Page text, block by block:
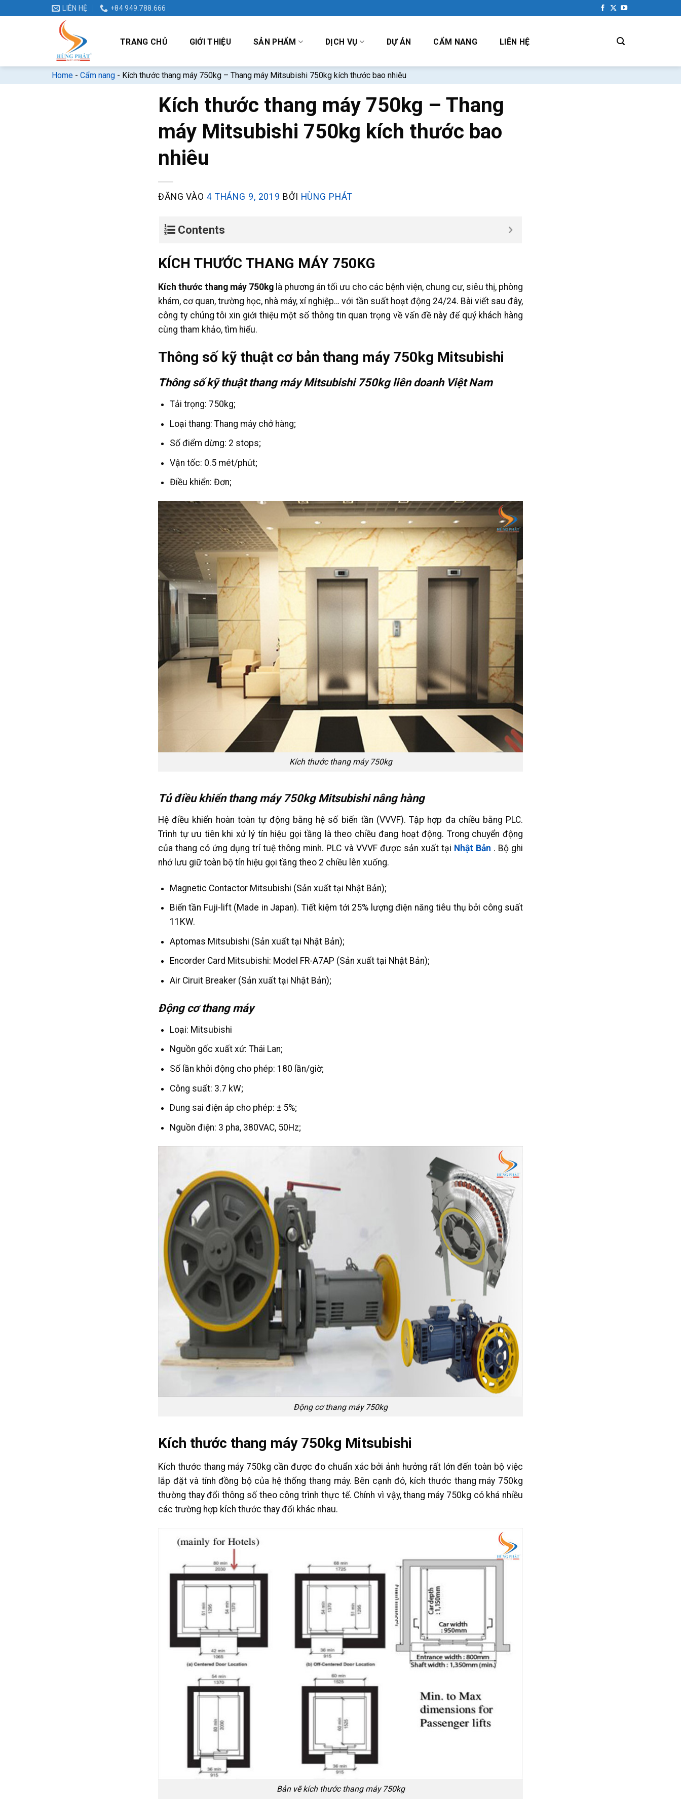
LIÊN HỆ +84 949.788.666
TRANG CHỦ GIỚI THIỆU SẢN PHẨM DỊCH VỤ DỰ ÁN CẨM NANG LIÊN HỆ
Home - Cẩm nang - Kích thước thang máy 750kg – Thang máy Mitsubishi 750kg kích thước bao nhiêu
Kích thước thang máy 750kg – Thang
máy Mitsubishi 750kg kích thước bao
nhiêu
ĐĂNG VÀO 4 THÁNG 9, 2019 BỞI HÙNG PHÁT
Contents
KÍCH THƯỚC THANG MÁY 750KG
Kích thước thang máy 750kg là phương án tối ưu cho các bệnh viện, chung cư, siêu thị, phòng
khám, cơ quan, trường học, nhà máy, xí nghiệp… với tần suất hoạt động 24/24. Bài viết sau đây,
công ty chúng tôi xin giới thiệu một số thông tin quan trọng về vấn đề này để quý khách hàng
cùng tham khảo, tìm hiểu.
Thông số kỹ thuật cơ bản thang máy 750kg Mitsubishi
Thông số kỹ thuật thang máy Mitsubishi 750kg liên doanh Việt Nam
Tải trọng: 750kg;
Loại thang: Thang máy chở hàng;
Số điểm dừng: 2 stops;
Vận tốc: 0.5 mét/phút;
Điều khiển: Đơn;
Kích thước thang máy 750kg
Tủ điều khiển thang máy 750kg Mitsubishi nâng hàng
Hệ điều khiển hoàn toàn tự động bằng hệ số biến tần (VVVF). Tập hợp đa chiều bằng PLC.
Trình tự ưu tiên khi xử lý tín hiệu gọi tầng là theo chiều đang hoạt động. Trong chuyển động
của thang có ứng dụng trí tuệ thông minh. PLC và VVVF được sản xuất tại Nhật Bản . Bộ ghi
nhớ lưu giữ toàn bộ tín hiệu gọi tầng theo 2 chiều lên xuống.
Magnetic Contactor Mitsubishi (Sản xuất tại Nhật Bản);
Biến tần Fuji-lift (Made in Japan). Tiết kiệm tới 25% lượng điện năng tiêu thụ bởi công suất
11KW.
Aptomas Mitsubishi (Sản xuất tại Nhật Bản);
Encorder Card Mitsubishi: Model FR-A7AP (Sản xuất tại Nhật Bản);
Air Ciruit Breaker (Sản xuất tại Nhật Bản);
Động cơ thang máy
Loại: Mitsubishi
Nguồn gốc xuất xứ: Thái Lan;
Số lần khởi động cho phép: 180 lần/giờ;
Công suất: 3.7 kW;
Dung sai điện áp cho phép: ± 5%;
Nguồn điện: 3 pha, 380VAC, 50Hz;
Động cơ thang máy 750kg
Kích thước thang máy 750kg Mitsubishi
Kích thước thang máy 750kg cần được đo chuẩn xác bởi ảnh hưởng rất lớn đến toàn bộ việc
lắp đặt và tính đồng bộ của hệ thống thang máy. Bên cạnh đó, kích thước thang máy 750kg
thường thay đổi thông số theo công trình thực tế. Chính vì vậy, thang máy 750kg có khá nhiều
các trường hợp kích thước thay đổi khác nhau.
Bản vẽ kích thước thang máy 750kg